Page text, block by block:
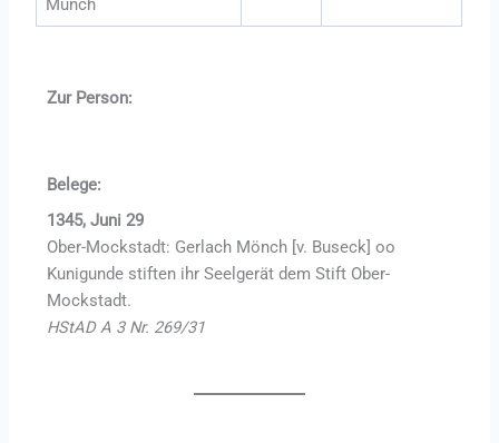
Münch
Zur Person:
Belege:
1345, Juni 29
Ober-Mockstadt: Gerlach Mönch [v. Buseck] oo
Kunigunde stiften ihr Seelgerät dem Stift Ober-
Mockstadt.
HStAD A 3 Nr. 269/31